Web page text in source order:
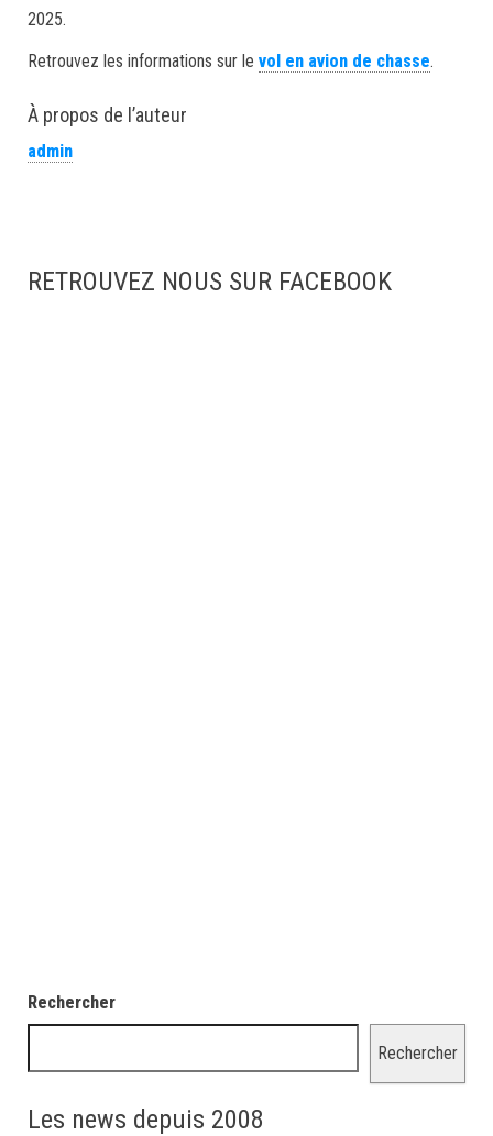
2025.
Retrouvez les informations sur le vol en avion de chasse.
À propos de l’auteur
admin
RETROUVEZ NOUS SUR FACEBOOK
Rechercher
Rechercher
Les news depuis 2008